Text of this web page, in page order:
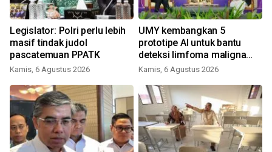
Legislator: Polri perlu lebih
masif tindak judol
pascatemuan PPATK
Kamis, 6 Agustus 2026
UMY kembangkan 5
prototipe AI untuk bantu
deteksi limfoma maligna
hingga tumor otak
Kamis, 6 Agustus 2026